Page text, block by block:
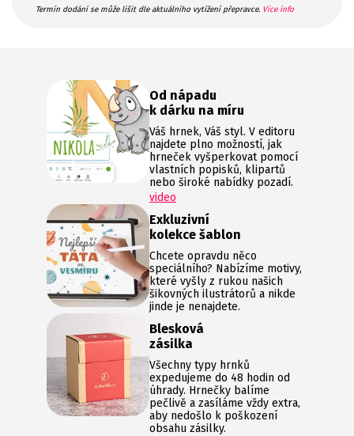
Termín dodání se může lišit dle aktuálního vytížení přepravce. Více info
Od nápadu
k dárku na míru
Váš hrnek, Váš styl. V editoru
najdete plno možností, jak
hrneček vyšperkovat pomocí
vlastních popisků, klipartů
nebo široké nabídky pozadí.
video
Exkluzivní
kolekce šablon
Chcete opravdu něco
speciálního? Nabízíme motivy,
které vyšly z rukou našich
šikovných ilustrátorů a nikde
jinde je nenajdete.
Blesková
zásilka
Všechny typy hrnků
expedujeme do 48 hodin od
úhrady. Hrnečky balíme
pečlivě a zasíláme vždy extra,
aby nedošlo k poškození
obsahu zásilky.